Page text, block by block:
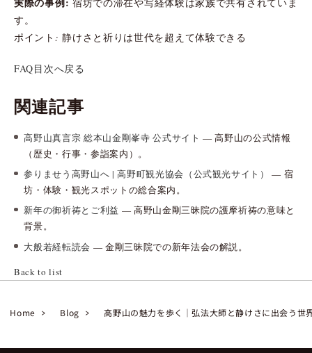
す。
ポイント: 静けさと祈りは世代を超えて体験できる
FAQ目次へ戻る
関連記事
高野山真言宗 総本山金剛峯寺 公式サイト — 高野山の公式情報
（歴史・行事・参詣案内）。
参りませう高野山へ | 高野町観光協会（公式観光サイト）
— 宿
坊・体験・観光スポットの総合案内。
新年の御祈祷とご利益 — 高野山金剛三昧院の護摩祈祷の意味と
背景。
大般若経転読会 — 金剛三昧院での新年法会の解説。
Back to list
Home Blog 高野山の魅力を歩く｜弘法大師と静けさに出会う